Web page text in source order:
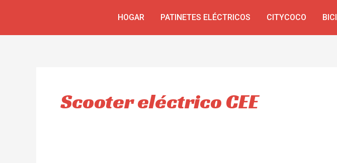
HOGAR PATINETES ELÉCTRICOS CITYCOCO
Scooter eléctrico CEE